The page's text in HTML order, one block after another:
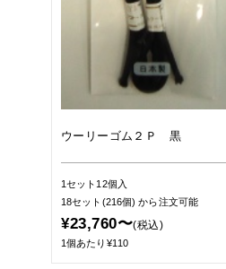
ウーリーゴム２Ｐ 黒
1セット12個入
18セット(216個)から注文可能
¥23,760〜(税込)
1個あたり¥110